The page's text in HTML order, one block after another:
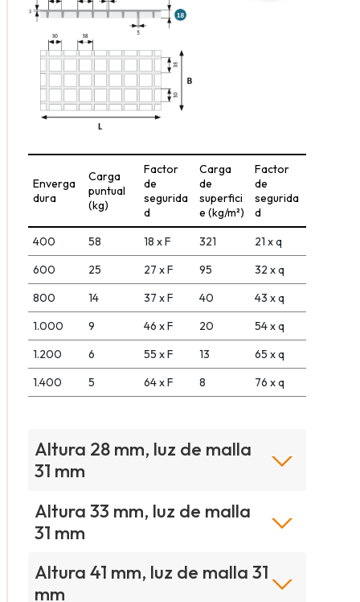
Enverga
dura
Carga
puntual
(kg)
Factor
de
segurida
d
Carga
de
superfici
e (kg/m²)
Factor
de
segurida
d
400
58 18 x F 321
21 x q
600
25 27 x F 95
32 x q
800
14 37 x F 40
43 x q
1.000
9 46 x F 20
54 x q
1.200
6 55 x F 13
65 x q
1.400
5 64 x F 8 76 x q
Altura 28 mm, luz de malla
31 mm
Altura 33 mm, luz de malla
31 mm
Altura 41 mm, luz de malla 31
mm